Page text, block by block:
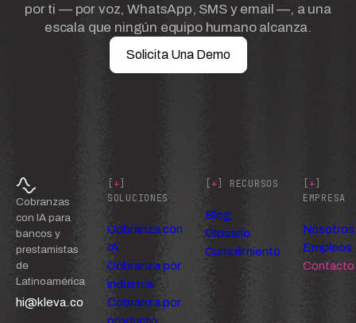
por ti — por voz, WhatsApp, SMS y email —, a una
escala que ningún equipo humano alcanza.
Solicita Una Demo
Cobranzas
con IA para
bancos y
prestamistas
de
Latinoamérica
hi@kleva.co
[+]
SOLUCIONES
Cobranza con
IA
Cobranza por
industria
Cobranza por
[+] RECURSOS
Blog
Glosario
Cumplimiento
[+]
EMPRESA
Nosotros
Empleos
Contacto